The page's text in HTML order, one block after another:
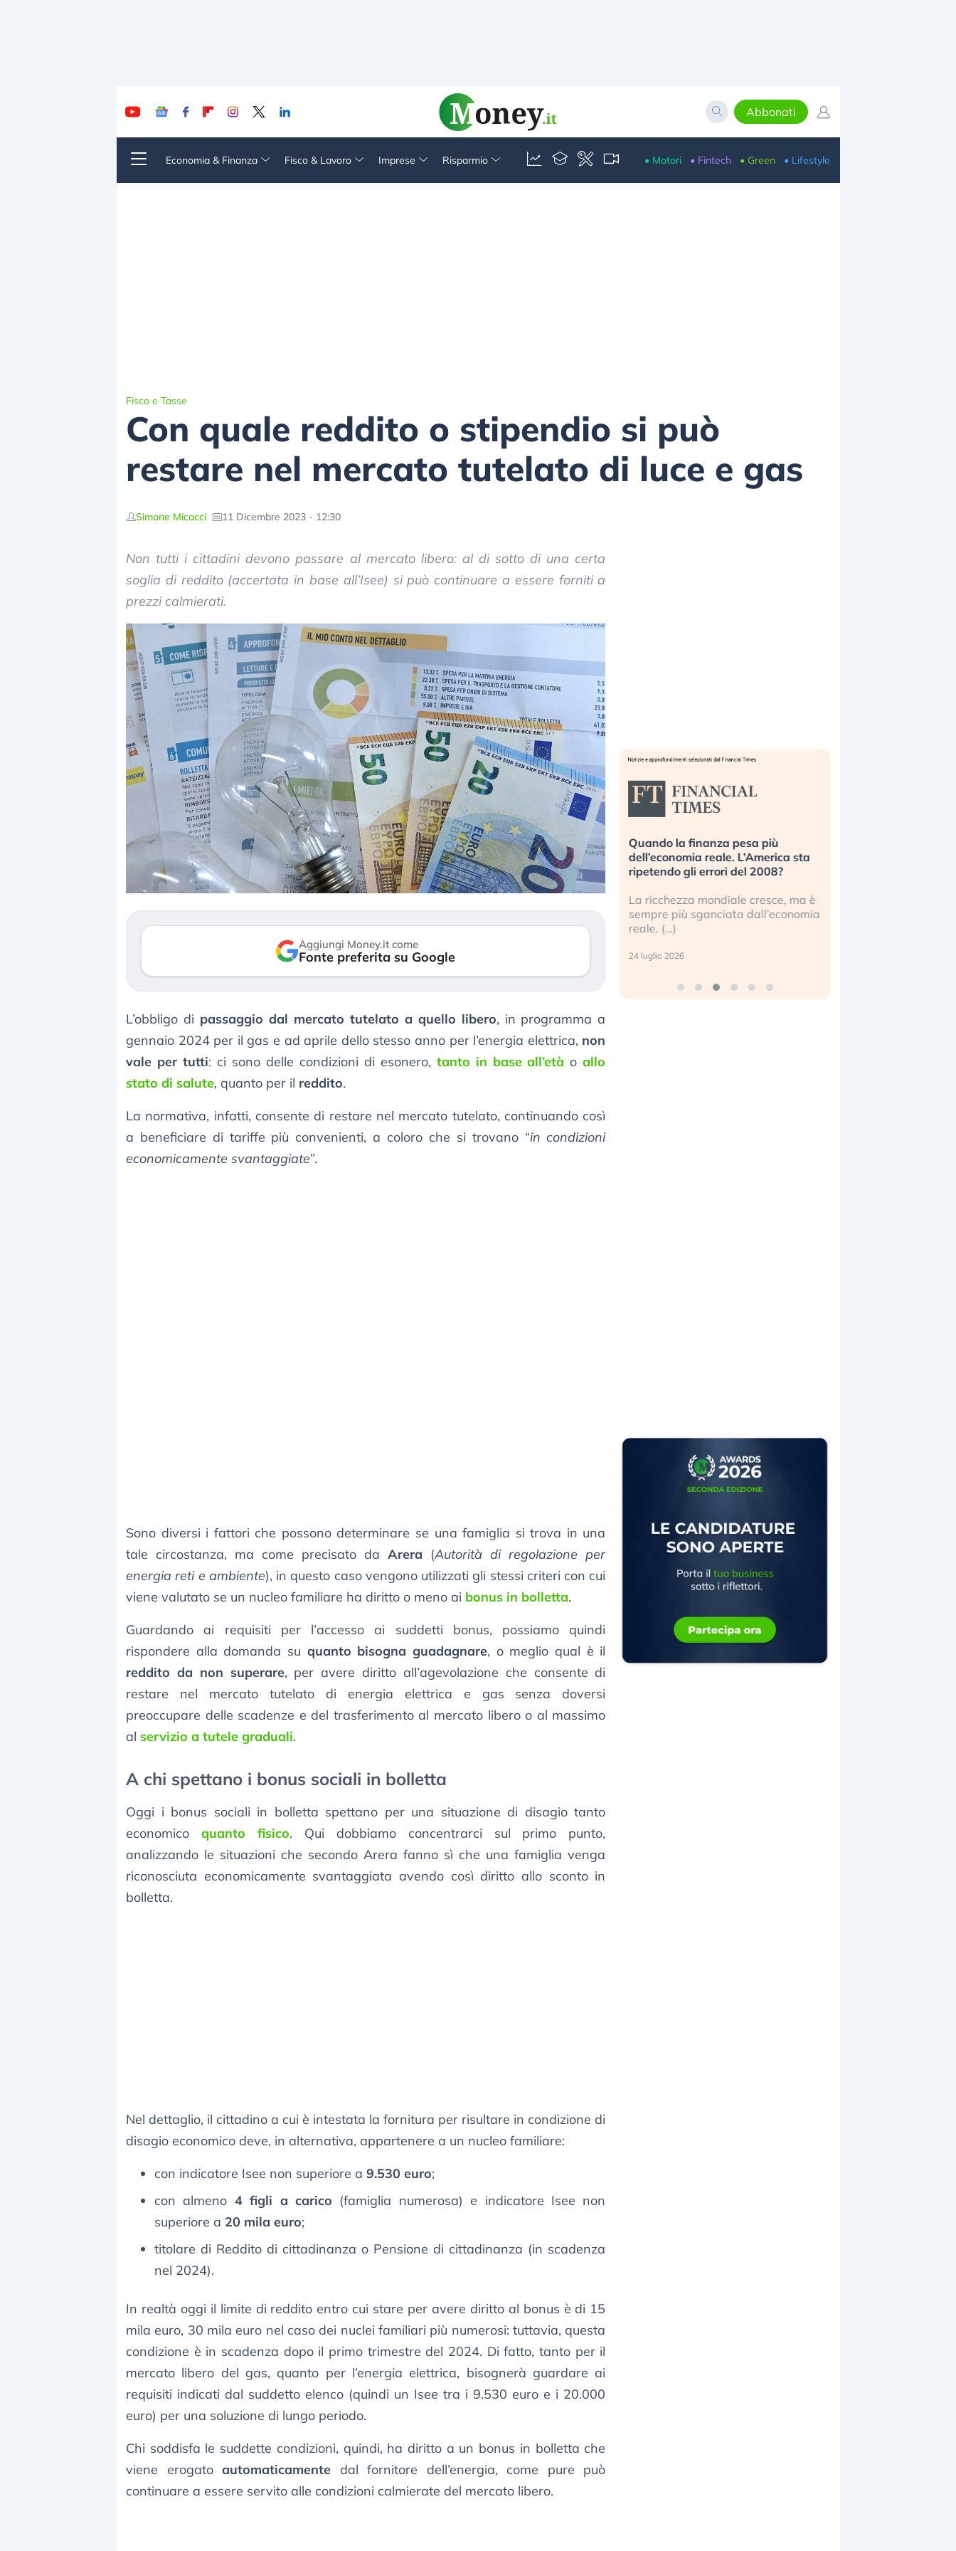
Abbonati
Economia & Finanza Fisco & Lavoro Imprese Risparmio • Motori • Fintech • Green • Lifestyle
Fisco e Tasse
Con quale reddito o stipendio si può
restare nel mercato tutelato di luce e gas
Simone Micocci 11 Dicembre 2023 - 12:30
Non tutti i cittadini devono passare al mercato libero: al di sotto di una certa
soglia di reddito (accertata in base all’Isee) si può continuare a essere forniti a
prezzi calmierati.
Aggiungi Money.it come
Fonte preferita su Google
L’obbligo di passaggio dal mercato tutelato a quello libero, in programma a
gennaio 2024 per il gas e ad aprile dello stesso anno per l’energia elettrica, non
vale per tutti: ci sono delle condizioni di esonero, tanto in base all’età oallo
stato di salute, quanto per il reddito.
La normativa, infatti, consente di restare nel mercato tutelato, continuando così
a beneficiare di tariffe più convenienti, a coloro che si trovano “in condizioni
economicamente svantaggiate”.
Sono diversi i fattori che possono determinare se una famiglia si trova in una
tale circostanza, ma come precisato daArera (Autorità di regolazione per
energia reti e ambiente), in questo caso vengono utilizzati gli stessi criteri con cui
viene valutato se un nucleo familiare ha diritto o meno ai bonus in bolletta.
Guardando ai requisiti per l’accesso ai suddetti bonus, possiamo quindi
rispondere alla domanda su quanto bisogna guadagnare, o meglio qual è il
reddito da non superare, per avere diritto all’agevolazione che consente di
restare nel mercato tutelato di energia elettrica e gas senza doversi
preoccupare delle scadenze e del trasferimento al mercato libero o al massimo
al servizio a tutele graduali.
A chi spettano i bonus sociali in bolletta
Oggi i bonus sociali in bolletta spettano per una situazione di disagio tanto
economico quanto fisico. Qui dobbiamo concentrarci sul primo punto,
analizzando le situazioni che secondo Arera fanno sì che una famiglia venga
riconosciuta economicamente svantaggiata avendo così diritto allo sconto in
bolletta.
Nel dettaglio, il cittadino a cui è intestata la fornitura per risultare in condizione di
disagio economico deve, in alternativa, appartenere a un nucleo familiare:
con indicatore Isee non superiore a 9.530 euro;
con almeno 4 figli a carico (famiglia numerosa) e indicatore Isee non
superiore a 20 mila euro;
titolare di Reddito di cittadinanza o Pensione di cittadinanza (in scadenza
nel 2024).
In realtà oggi il limite di reddito entro cui stare per avere diritto al bonus è di 15
mila euro, 30 mila euro nel caso dei nuclei familiari più numerosi: tuttavia, questa
condizione è in scadenza dopo il primo trimestre del 2024. Di fatto, tanto per il
mercato libero del gas, quanto per l’energia elettrica, bisognerà guardare ai
requisiti indicati dal suddetto elenco (quindi un Isee tra i 9.530 euro e i 20.000
euro) per una soluzione di lungo periodo.
Chi soddisfa le suddette condizioni, quindi, ha diritto a un bonus in bolletta che
viene erogatoautomaticamente dal fornitore dell’energia, come pure può
continuare a essere servito alle condizioni calmierate del mercato libero.
Dalle valutazioni estreme alla
correzione. Cosa sta guidando il
repricing degli asset?
mostrando segni di stanchezza
verso le (…)
«La mia vita è rovinata». Investitori
in preda al panico dopo lo scoppio
della bolla AI
Kospi, mentre gli investitori retail (…)
30 luglio 2026
Quando la finanza pesa più
dell’economia reale. L’America sta
ripetendo gli errori del 2008?
La ricchezza mondiale cresce, ma è
sempre più sganciata dall’economia
reale. (…)
24 luglio 2026